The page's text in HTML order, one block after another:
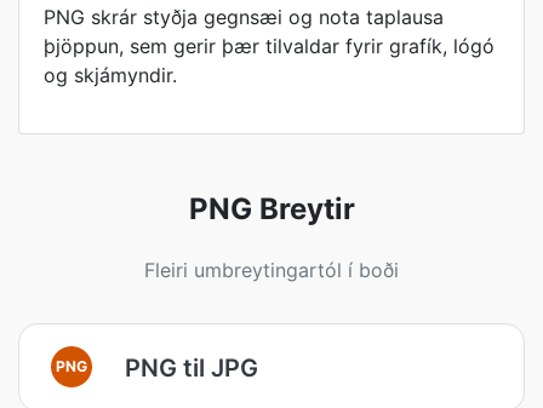
PNG skrár styðja gegnsæi og nota taplausa
þjöppun, sem gerir þær tilvaldar fyrir grafík, lógó
og skjámyndir.
PNG Breytir
Fleiri umbreytingartól í boði
PNG PNG til JPG